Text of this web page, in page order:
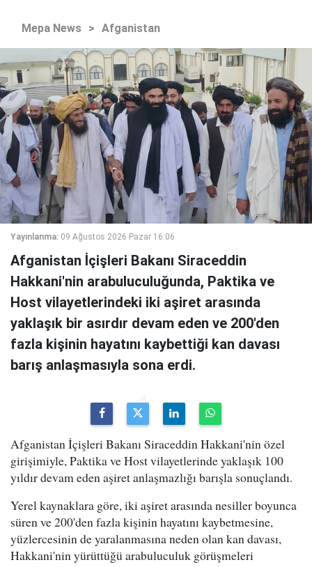
Mepa News > Afganistan
Yayınlanma: 09 Ağustos 2026 Pazar 16:06
Afganistan İçişleri Bakanı Siraceddin
Hakkani'nin arabuluculuğunda, Paktika ve
Host vilayetlerindeki iki aşiret arasında
yaklaşık bir asırdır devam eden ve 200'den
fazla kişinin hayatını kaybettiği kan davası
barış anlaşmasıyla sona erdi.
Afganistan İçişleri Bakanı Siraceddin Hakkani'nin özel
girişimiyle, Paktika ve Host vilayetlerinde yaklaşık 100
yıldır devam eden aşiret anlaşmazlığı barışla sonuçlandı.
Yerel kaynaklara göre, iki aşiret arasında nesiller boyunca
süren ve 200'den fazla kişinin hayatını kaybetmesine,
yüzlercesinin de yaralanmasına neden olan kan davası,
Hakkani'nin yürüttüğü arabuluculuk görüşmeleri